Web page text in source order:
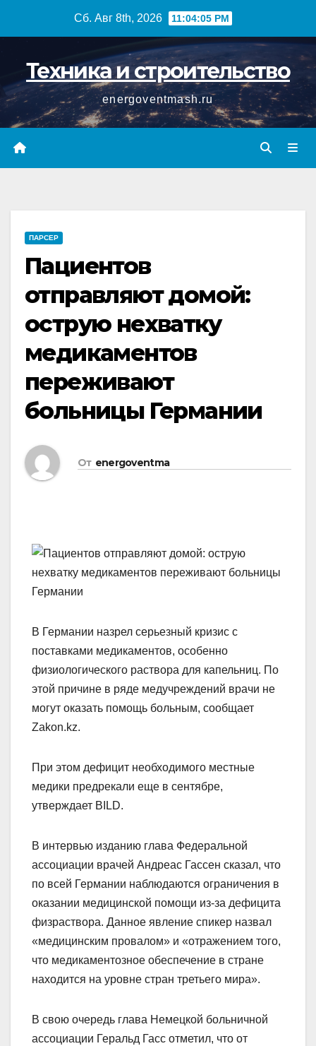
Сб. Авг 8th, 2026 11:04:06 PM
Техника и строительство
energoventmash.ru
ПАРСЕР
Пациентов
отправляют домой:
острую нехватку
медикаментов
переживают
больницы Германии
От energoventma
В Германии назрел серьезный кризис с
поставками медикаментов, особенно
физиологического раствора для капельниц. По
этой причине в ряде медучреждений врачи не
могут оказать помощь больным, сообщает
Zakon.kz.
При этом дефицит необходимого местные
медики предрекали еще в сентябре,
утверждает BILD.
В интервью изданию глава Федеральной
ассоциации врачей Андреас Гассен сказал, что
по всей Германии наблюдаются ограничения в
оказании медицинской помощи из-за дефицита
физраствора. Данное явление спикер назвал
«медицинским провалом» и «отражением того,
что медикаментозное обеспечение в стране
находится на уровне стран третьего мира».
В свою очередь глава Немецкой больничной
ассоциации Геральд Гасс отметил, что от